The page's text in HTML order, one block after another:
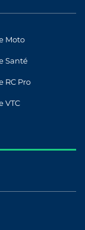
Moto
Santé
RC Pro
VTC